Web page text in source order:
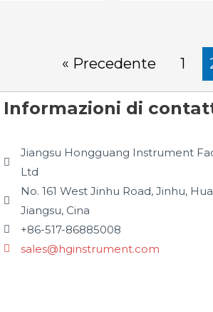
« Precedente 1
Informazioni di
Jiangsu Hongguang Instrument
Ltd
No. 161 West Jinhu Road, Jinhu,
Jiangsu, Cina
+86-517-86885008
sales@hginstrument.com